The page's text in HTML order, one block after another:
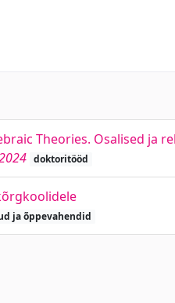
Theories. Osalised ja
doktoritööd
ja õppevahendid